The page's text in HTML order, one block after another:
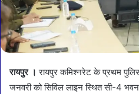
रायपुर । रायपुर कमिश्नरेट के प्रथम
जनवरी को सिविल लाइन स्थित सी-4